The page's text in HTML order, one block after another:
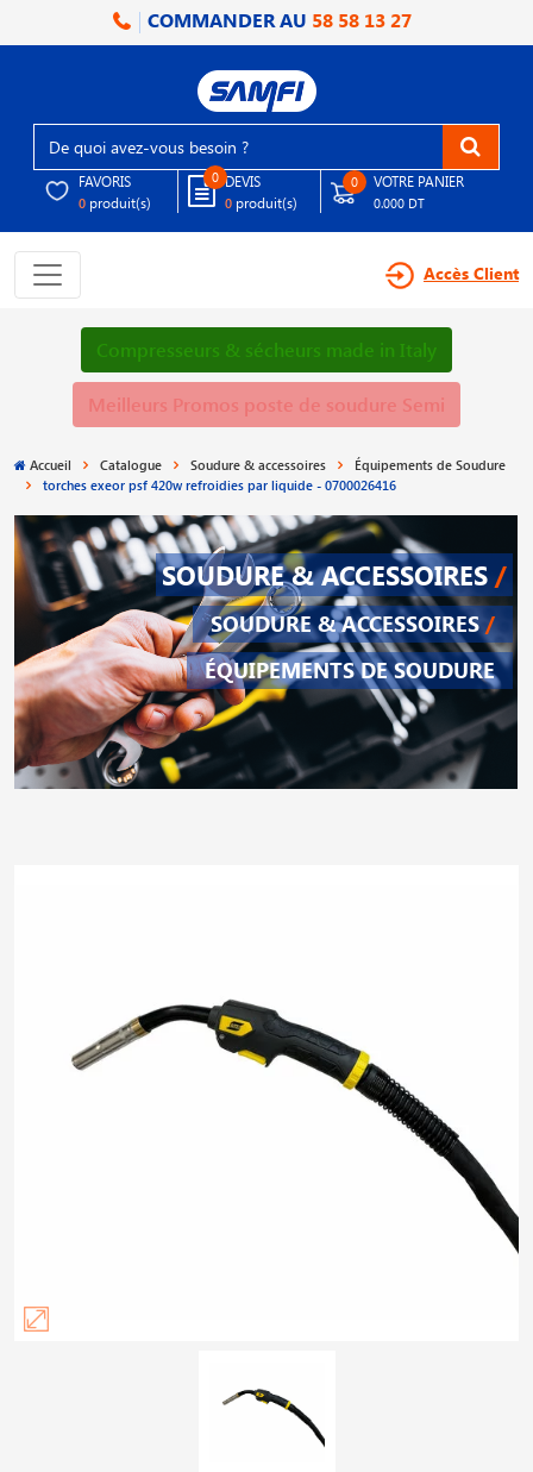
COMMANDER AU 58 58 13 27
FAVORIS
0 produit(s)
0 DEVIS
0 produit(s)
0 VOTRE PANIER
0.000 DT
Accès Client
Compresseurs & sécheurs made in Italy
Meilleurs Promos poste de soudure Semi
Accueil Catalogue Soudure & accessoires
Équipements de Soudure
torches exeor psf 420w refroidies par liquide - 0700026416
SOUDURE & ACCESSOIRES /
SOUDURE & ACCESSOIRES /
ÉQUIPEMENTS DE SOUDURE